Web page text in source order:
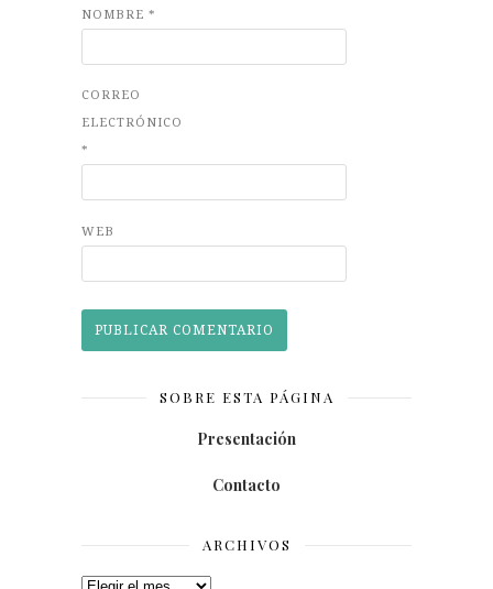
NOMBRE *
CORREO
ELECTRÓNICO
*
WEB
SOBRE ESTA PÁGINA
Presentación
Contacto
ARCHIVOS
Archivos